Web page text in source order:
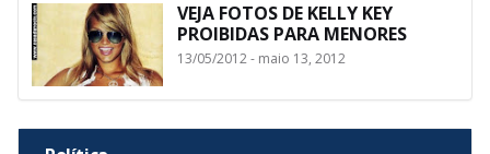
VEJA FOTOS DE KELLY KEY
PROIBIDAS PARA MENORES
13/05/2012 - maio 13, 2012